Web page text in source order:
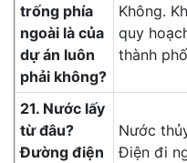
trống phía
ngoài là của
dự án luôn
phải không?
Không.
quy
thành
21. Nước lấy
từ đâu?
Đường điện
Nước
Điện đi